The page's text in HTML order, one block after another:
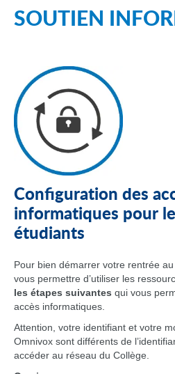
SOUTIEN
Configuration des
informatiques pour
étudiants
Pour bien démarrer votre rentrée
vous permettre d’utiliser les
les étapes suivantes qui vous
accès informatiques.
Attention, votre identifiant et votre
Omnivox sont différents de
accéder au réseau du Collège.